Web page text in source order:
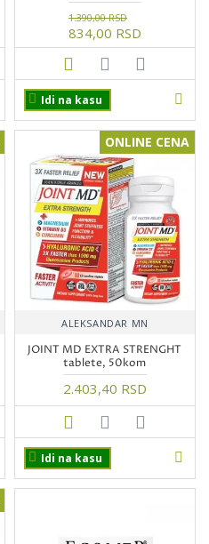
834,00 RSD
1.390,00 RSD
Idi na kasu
ONLINE CENA
ALEKSANDAR MN
JOINT MD EXTRA STRENGHT
tablete, 50kom
2.403,40 RSD
Idi na kasu